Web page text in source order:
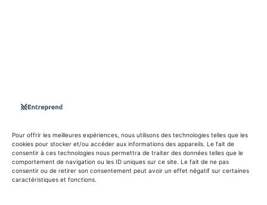
Pour offrir les meilleures expériences, nous utilisons des technologies telles que les
cookies pour stocker et/ou accéder aux informations des appareils. Le fait de
consentir à ces technologies nous permettra de traiter des données telles que le
comportement de navigation ou les ID uniques sur ce site. Le fait de ne pas
consentir ou de retirer son consentement peut avoir un effet négatif sur certaines
caractéristiques et fonctions.
info@entreprend.net